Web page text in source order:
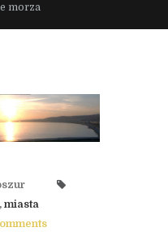
morza
, miasta